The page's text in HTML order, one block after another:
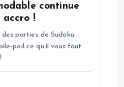
continue
accro !
parties de Sudoku
poil ce qu’il vous faut